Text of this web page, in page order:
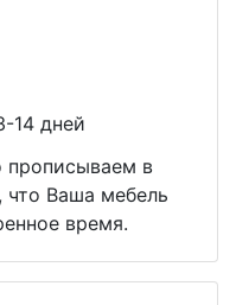
14 дней
прописываем в
что Ваша мебель
время.